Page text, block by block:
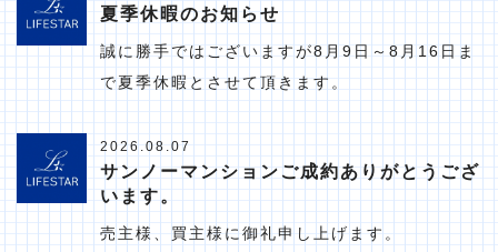
夏季休暇のお知らせ
誠に勝手ではございますが8月9日～8月16日ま
で夏季休暇とさせて頂きます。
2026.08.07
サンノーマンションご成約ありがとうござ
います。
売主様、買主様に御礼申し上げます。